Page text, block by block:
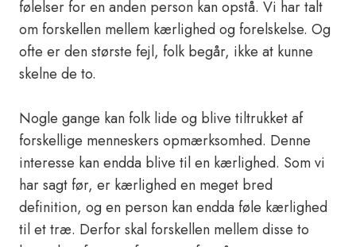
følelser for en anden person kan opstå. Vi har talt
om forskellen mellem kærlighed og forelskelse. Og
ofte er den største fejl, folk begår, ikke at kunne
skelne de to.
Nogle gange kan folk lide og blive tiltrukket af
forskellige menneskers opmærksomhed. Denne
interesse kan endda blive til en kærlighed. Som vi
har sagt før, er kærlighed en meget bred
definition, og en person kan endda føle kærlighed
til et træ. Derfor skal forskellen mellem disse to